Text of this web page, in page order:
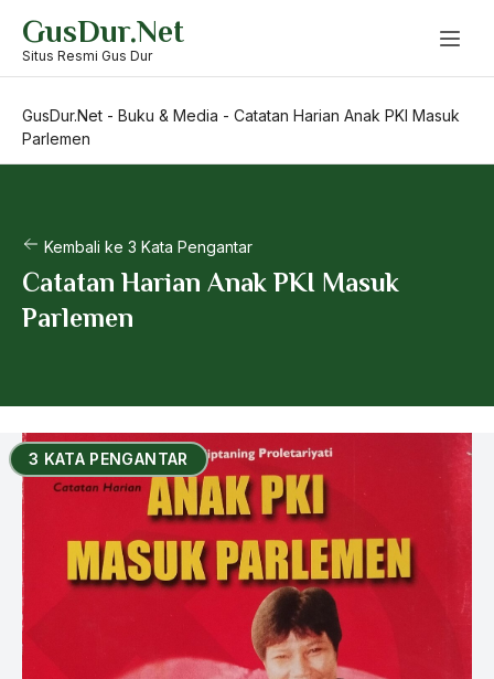
content
GusDur.Net
Situs Resmi Gus Dur
GusDur.Net - Buku & Media - Catatan Harian Anak PKI Masuk
Parlemen
Kembali ke 3 Kata Pengantar
Catatan Harian Anak PKI Masuk
Parlemen
3 KATA PENGANTAR